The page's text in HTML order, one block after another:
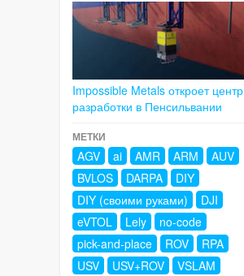
Impossible Metals откроет центр
разработки в Пенсильвании
МЕТКИ
AGV ai AMR ARM
AUV
BVLOS
DARPA
DIY
DIY (своими руками)
DJI
eVTOL
Lely
no-code
pick-and-place
ROV
RPA
USV
USV+ROV
VSLAM